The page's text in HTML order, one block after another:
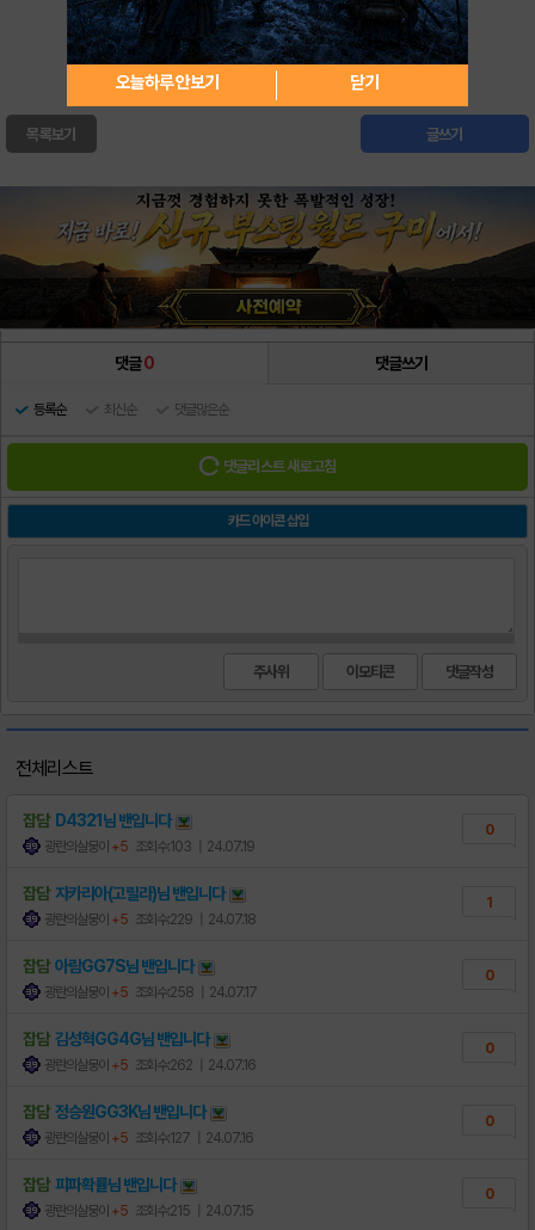
2 북마크
목록보기 글쓰기
댓글0 댓글쓰기
등록순 최신순 댓글많은순
댓글리스트 새로고침
카드 아이콘 삽입
주사위 이모티콘
전체리스트
잡담 D4321님 밴입니다
광란의살뭉이 +5 조회수:103 | 24.07.19
0
잡담 자카리아(고릴라)님 밴입니다
광란의살뭉이 +5 조회수:229 | 24.07.18
1
잡담 아람GG7S님 밴입니다
광란의살뭉이 +5 조회수:258 | 24.07.17
0
잡담 김성혁GG4G님 밴입니다
광란의살뭉이 +5 조회수:262 | 24.07.16
0
잡담 정승원GG3K님 밴입니다
광란의살뭉이 +5 조회수:127 | 24.07.16
0
잡담 피파확률님 밴입니다
광란의살뭉이 +5 조회수:215 | 24.07.15
0
오늘하루 안보기 닫기